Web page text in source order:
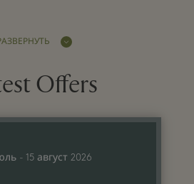
Offers
- 15 август 2026